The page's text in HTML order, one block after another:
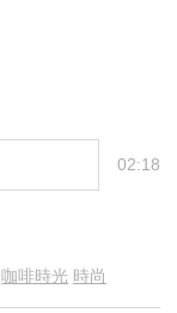
02:18
咖啡時光 時尚